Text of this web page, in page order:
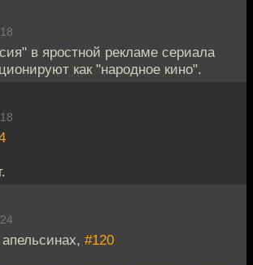
в яростной рекламе сериала
как "народное кино".
#120